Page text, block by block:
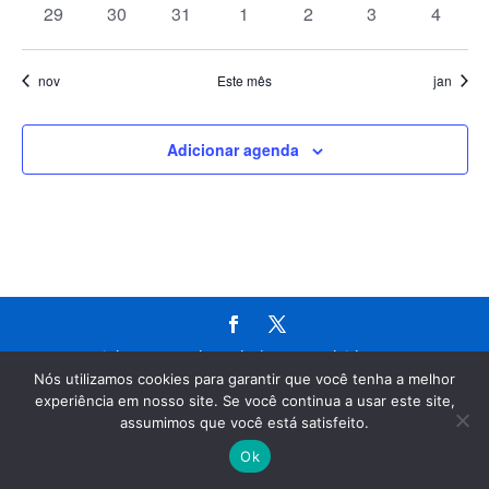
0
29
0
30
0
31
0
1
0
2
0
3
0
4
nov Este mês jan
Adicionar agenda
Copyright Aquascuba Ltda | Desenvolvido por Sua
Empresa na Internet.net
Nós utilizamos cookies para garantir que você tenha a melhor
experiência em nosso site. Se você continua a usar este site,
assumimos que você está satisfeito.
Ok